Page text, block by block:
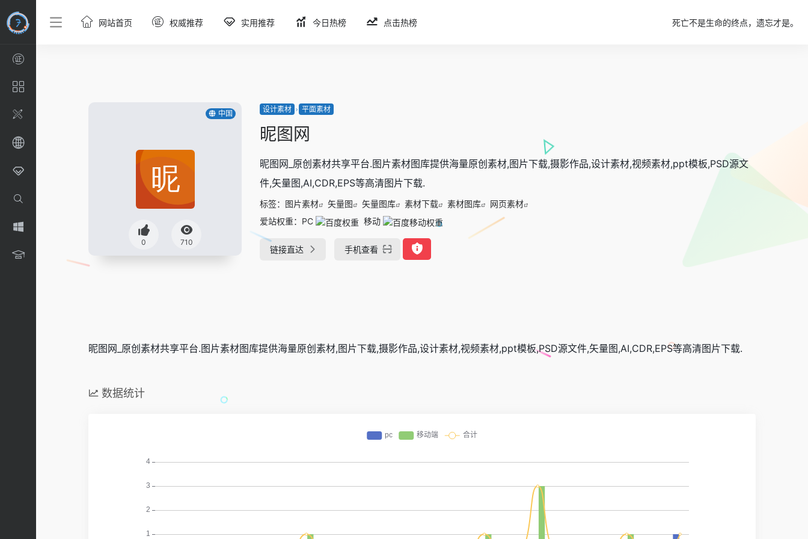
网站首页 权威推荐 实用推荐 今日热榜 点击热榜 死亡不是生命的终点，遗忘才是。
中国
0 710
设计素材 平面素材
昵图网
昵图网_原创素材共享平台.图片素材图库提供海量原创素材,图片下载,摄影作品,设计素材,视频素材,ppt模板,PSD源文
件,矢量图,AI,CDR,EPS等高清图片下载.
标签： 图片素材 矢量图 矢量图库 素材下载 素材图库
网页素材
爱站权重： PC 移动
链接直达 手机查看
昵图网_原创素材共享平台.图片素材图库提供海量原创素材,图片下载,摄影作品,设计素材,视频素材,ppt模板,PSD源文件,矢量图,AI,CDR,EPS等高清图片下载.
数据统计